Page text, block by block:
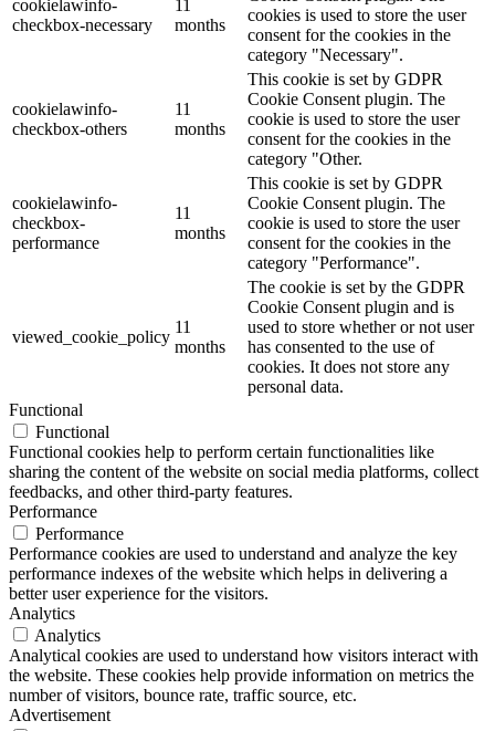
cookielawinfo-
checkbox-necessary
11
months
cookies is used to store the user
consent for the cookies in the
category "Necessary".
cookielawinfo-
checkbox-others
11
months
This cookie is set by GDPR
Cookie Consent plugin. The
cookie is used to store the user
consent for the cookies in the
category "Other.
cookielawinfo-
checkbox-
performance
11
months
This cookie is set by GDPR
Cookie Consent plugin. The
cookie is used to store the user
consent for the cookies in the
category "Performance".
viewed_cookie_policy
11
months
The cookie is set by the GDPR
Cookie Consent plugin and is
used to store whether or not user
has consented to the use of
cookies. It does not store any
personal data.
Functional
Functional
Functional cookies help to perform certain functionalities like
sharing the content of the website on social media platforms, collect
feedbacks, and other third-party features.
Performance
Performance
Performance cookies are used to understand and analyze the key
performance indexes of the website which helps in delivering a
better user experience for the visitors.
Analytics
Analytics
Analytical cookies are used to understand how visitors interact with
the website. These cookies help provide information on metrics the
number of visitors, bounce rate, traffic source, etc.
Advertisement